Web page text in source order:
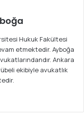
Hukuk Fakültesi
etmektedir. Ayboğa
Ankara
ekibiyle avukatlık